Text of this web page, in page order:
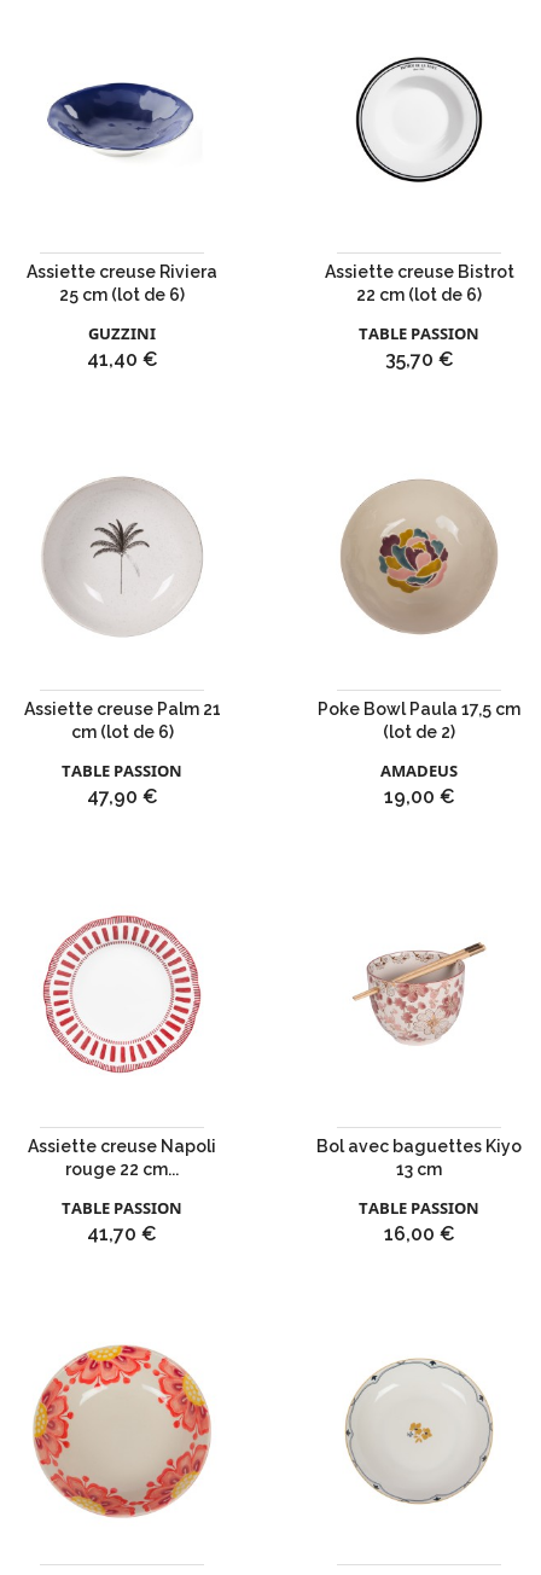
Assiette creuse Riviera
25 cm (lot de 6)
GUZZINI
Prix
41,40 €
Assiette creuse Bistrot
22 cm (lot de 6)
TABLE PASSION
Prix
35,70 €
Assiette creuse Palm 21
cm (lot de 6)
TABLE PASSION
Prix
47,90 €
Poke Bowl Paula 17,5 cm
(lot de 2)
AMADEUS
Prix
19,00 €
Assiette creuse Napoli
rouge 22 cm...
TABLE PASSION
Prix
41,70 €
Bol avec baguettes Kiyo
13 cm
TABLE PASSION
Prix
16,00 €